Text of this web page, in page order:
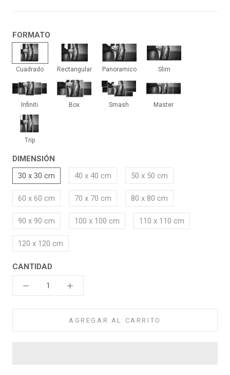
FORMATO
Cuadrado
Cuadrado
Rectangular
Rectangular
Panoramico
Panoramico
Slim
Slim
Infiniti
Infiniti
Box
Box
Smash
Smash
Master
Master
Trip
Trip
DIMENSIÓN
30 x 30 cm
40 x 40 cm 50 x 50 cm
60 x 60 cm 70 x 70 cm 80 x 80 cm
90 x 90 cm 100 x 100 cm 110 x 110 cm
120 x 120 cm
CANTIDAD
AGREGAR AL CARRITO